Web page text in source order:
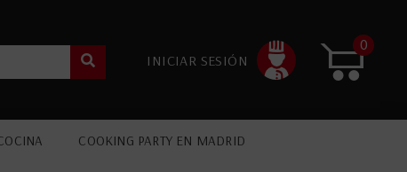
INICIAR SESIÓN
0
COOKING PARTY EN MADRID